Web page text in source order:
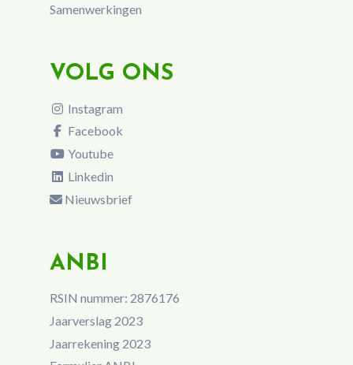
Samenwerkingen
VOLG ONS
Instagram
Facebook
Youtube
Linkedin
Nieuwsbrief
ANBI
RSIN nummer: 2876176
Jaarverslag 2023
Jaarrekening 2023